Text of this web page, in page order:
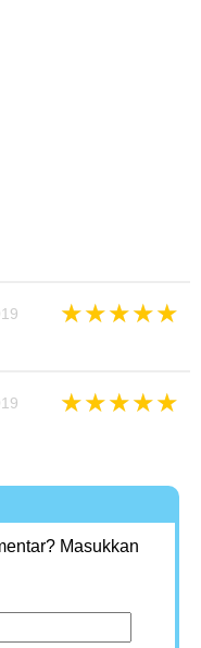
★★★★★
★★★★★
Masukkan